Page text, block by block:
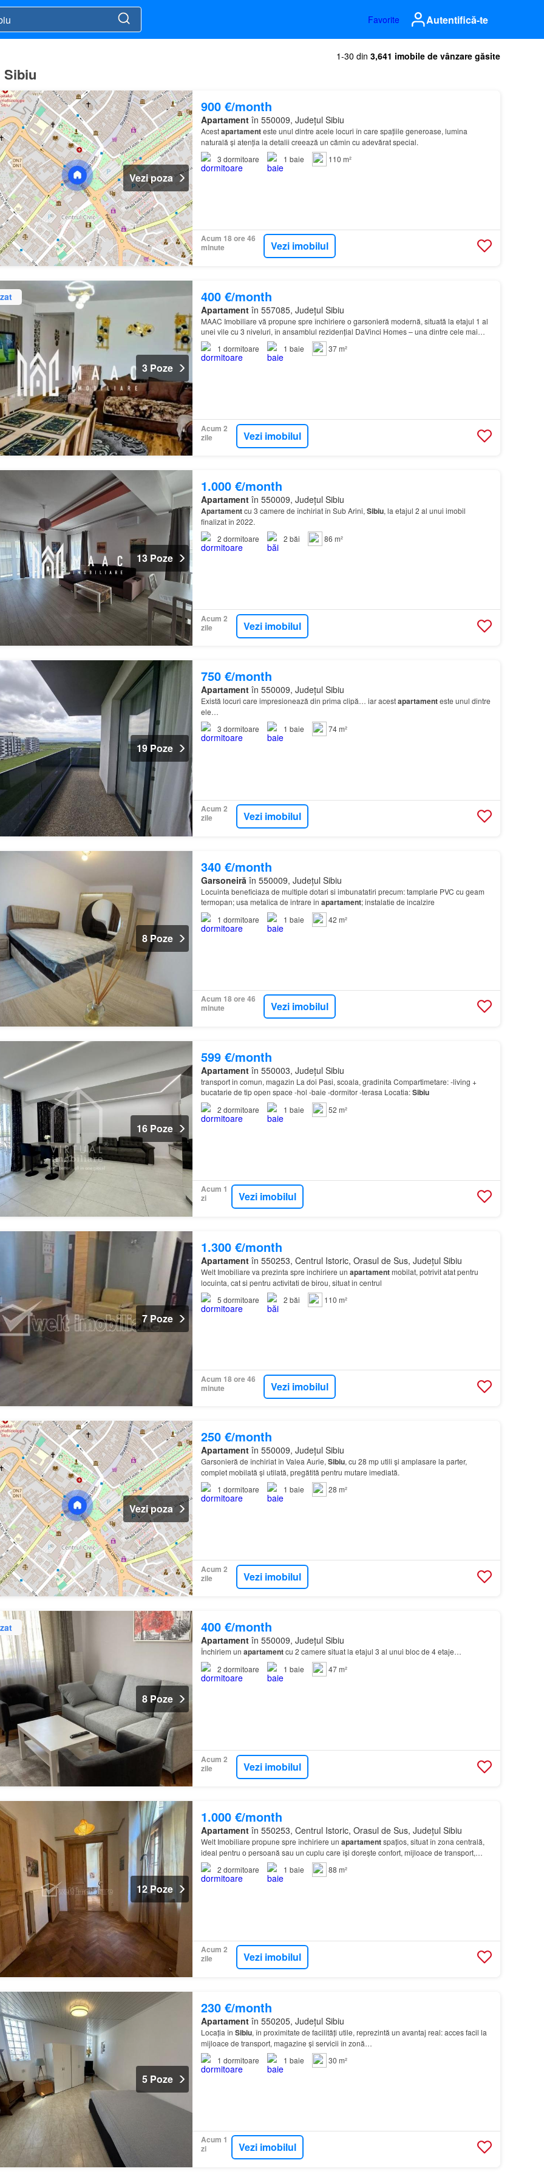
Favorite Autentifică-te
1-30 din 3,641 imobile de vânzare găsite
Sibiu
Vezi poza
900 €/month
Apartamentîn 550009, Județul Sibiu
Acestapartamenteste unul dintre acele locuri în care spațiile generoase, lumina
naturală și atenția la detalii creează un cămin cu adevărat special.
3 dormitoare 1 baie 110 m²
Acum 18 ore 46
minute
Vezi imobilul
3 Poze
400 €/month
Apartamentîn 557085, Județul Sibiu
MAAC Imobiliare vă propune spre închiriere o garsonieră modernă, situată la etajul 1 al
unei vile cu 3 niveluri, în ansamblul rezidențial DaVinci Homes – una dintre cele mai
căutate și apreciate zone din vestul Sibiului…
1 dormitoare 1 baie 37 m²
Acum 2
zile
Vezi imobilul
13 Poze
1.000 €/month
Apartamentîn 550009, Județul Sibiu
Apartamentcu 3 camere de închiriat în Sub Arini, Sibiu, la etajul 2 al unui imobil
finalizat în 2022.
2 dormitoare 2 băi 86 m²
Acum 2
zile
Vezi imobilul
19 Poze
750 €/month
Apartamentîn 550009, Județul Sibiu
Există locuri care impresionează din prima clipă… iar acestapartamenteste unul dintre
ele…
3 dormitoare 1 baie 74 m²
Acum 2
zile
Vezi imobilul
8 Poze
340 €/month
Garsoneiră în 550009, Județul Sibiu
Locuinta beneficiaza de multiple dotari si imbunatatiri precum: tamplarie PVC cu geam
termopan; usa metalica de intrare in apartament; instalatie de incalzire
1 dormitoare 1 baie 42 m²
Acum 18 ore 46
minute
Vezi imobilul
16 Poze
599 €/month
Apartamentîn 550003, Județul Sibiu
transport in comun, magazin La doi Pasi, scoala, gradinita Compartimetare: -living +
bucatarie de tip open space -hol -baie -dormitor -terasa Locatia:Sibiu
2 dormitoare 1 baie 52 m²
Acum 1
zi
Vezi imobilul
7 Poze
1.300 €/month
Apartamentîn 550253, Centrul Istoric, Orasul de Sus, Județul Sibiu
Welt Imobiliare va prezinta spre inchiriere un apartamentmobilat, potrivit atat pentru
locuinta, cat si pentru activitati de birou, situat in centrul
5 dormitoare 2 băi 110 m²
Acum 18 ore 46
minute
Vezi imobilul
Vezi poza
250 €/month
Apartamentîn 550009, Județul Sibiu
Garsonieră de închiriat în Valea Aurie, Sibiu, cu 28 mp utili și amplasare la parter,
complet mobilată și utilată, pregătită pentru mutare imediată.
1 dormitoare 1 baie 28 m²
Acum 2
zile
Vezi imobilul
8 Poze
400 €/month
Apartamentîn 550009, Județul Sibiu
Închiriem un apartamentcu 2 camere situat la etajul 3 al unui bloc de 4 etaje…
2 dormitoare 1 baie 47 m²
Acum 2
zile
Vezi imobilul
12 Poze
1.000 €/month
Apartamentîn 550253, Centrul Istoric, Orasul de Sus, Județul Sibiu
Welt Imobiliare propune spre închiriere un apartamentspațios, situat în zona centrală,
ideal pentru o persoană sau un cuplu care își dorește confort, mijloace de transport,
magazine, restaurante și universități; -camere înal…
2 dormitoare 1 baie 88 m²
Acum 2
zile
Vezi imobilul
5 Poze
230 €/month
Apartamentîn 550205, Județul Sibiu
Locația în Sibiu, în proximitate de facilități utile, reprezintă un avantaj real: acces facil la
mijloace de transport, magazine și servicii în zonă…
1 dormitoare 1 baie 30 m²
Acum 1
zi
Vezi imobilul